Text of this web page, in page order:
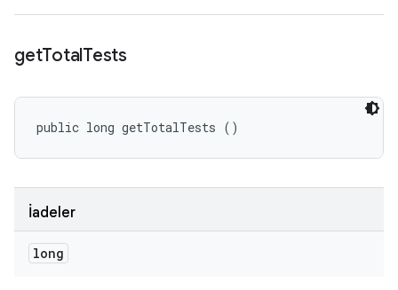
getTotalTests
public long getTotalTests ()
İadeler
long